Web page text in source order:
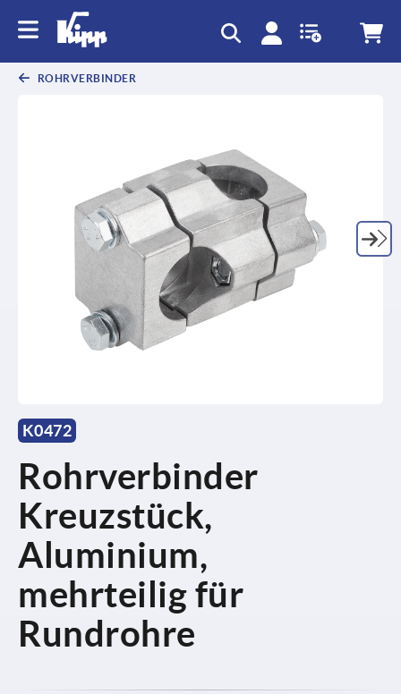
ROHRVERBINDER
K0472
Rohrverbinder
Kreuzstück,
Aluminium,
mehrteilig für
Rundrohre